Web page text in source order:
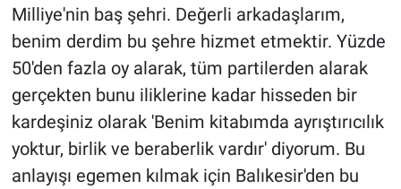
Milliye'nin baş şehri. Değerli arkadaşlarım,
benim derdim bu şehre hizmet etmektir. Yüzde
50'den fazla oy alarak, tüm partilerden alarak
gerçekten bunu iliklerine kadar hisseden bir
kardeşiniz olarak 'Benim kitabımda ayrıştırıcılık
yoktur, birlik ve beraberlik vardır' diyorum. Bu
anlayışı egemen kılmak için Balıkesir'den bu